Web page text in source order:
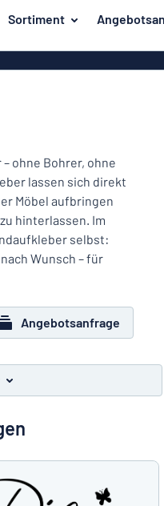
Sortiment
Holzschilder
Aufkleber
Plakate
ohne Bohrer, ohne
lassen sich direkt
Möbel aufbringen
hinterlassen. Im
selbst:
Wunsch – für
Angebotsanfrage